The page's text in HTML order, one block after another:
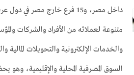
داخل مصر، و15 فرع خارج مصر
متنوعة لعملائه من الأفراد والشركات
والخدمات الإلكترونية والتحويلات
السوق المصرفية المحلية والإقليمية، وهو